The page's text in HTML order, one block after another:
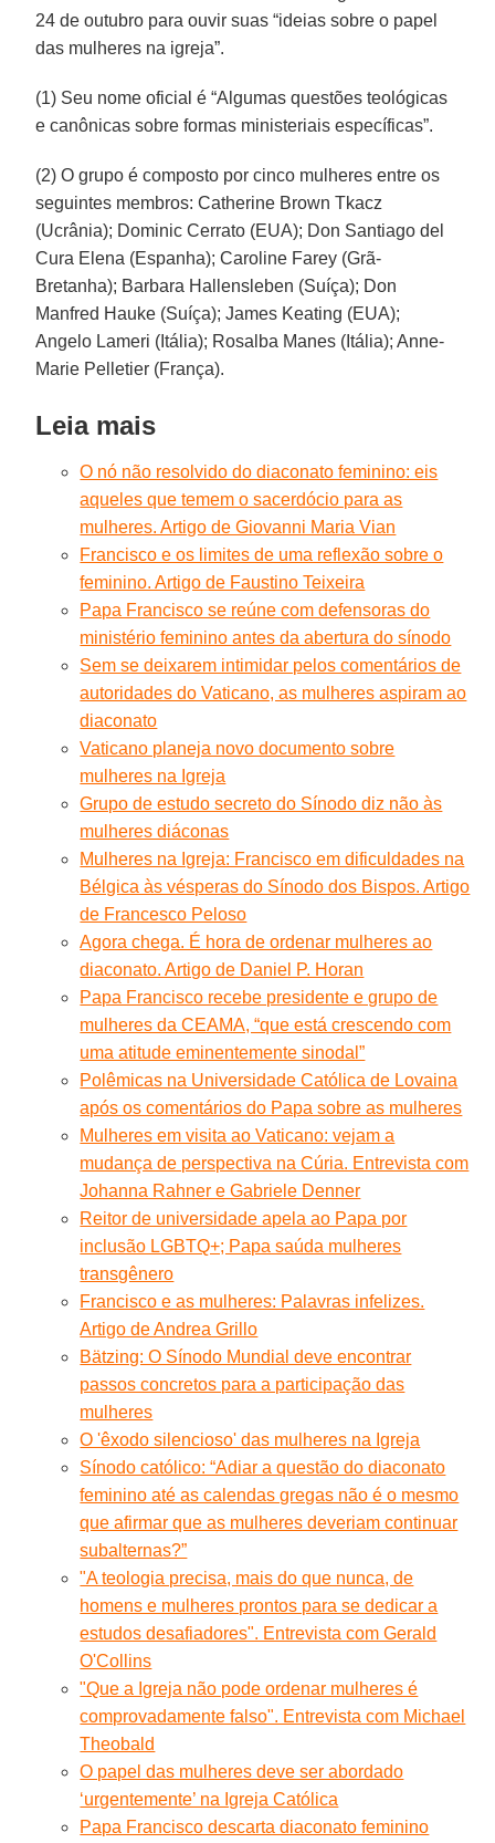
24 de outubro para ouvir suas “ideias sobre o papel
das mulheres na igreja”.
(1) Seu nome oficial é “Algumas questões teológicas
e canônicas sobre formas ministeriais específicas”.
(2) O grupo é composto por cinco mulheres entre os
seguintes membros: Catherine Brown Tkacz
(Ucrânia); Dominic Cerrato (EUA); Don Santiago del
Cura Elena (Espanha); Caroline Farey (Grã-
Bretanha); Barbara Hallensleben (Suíça); Don
Manfred Hauke ​​(Suíça); James Keating (EUA);
Angelo Lameri (Itália); Rosalba Manes (Itália); Anne-
Marie Pelletier (França).
Leia mais
O nó não resolvido do diaconato feminino: eis
aqueles que temem o sacerdócio para as
mulheres. Artigo de Giovanni Maria Vian
Francisco e os limites de uma reflexão sobre o
feminino. Artigo de Faustino Teixeira
Papa Francisco se reúne com defensoras do
ministério feminino antes da abertura do sínodo
Sem se deixarem intimidar pelos comentários de
autoridades do Vaticano, as mulheres aspiram ao
diaconato
Vaticano planeja novo documento sobre
mulheres na Igreja
Grupo de estudo secreto do Sínodo diz não às
mulheres diáconas
Mulheres na Igreja: Francisco em dificuldades na
Bélgica às vésperas do Sínodo dos Bispos. Artigo
de Francesco Peloso
Agora chega. É hora de ordenar mulheres ao
diaconato. Artigo de Daniel P. Horan
Papa Francisco recebe presidente e grupo de
mulheres da CEAMA, “que está crescendo com
uma atitude eminentemente sinodal”
Polêmicas na Universidade Católica de Lovaina
após os comentários do Papa sobre as mulheres
Mulheres em visita ao Vaticano: vejam a
mudança de perspectiva na Cúria. Entrevista com
Johanna Rahner e Gabriele Denner
Reitor de universidade apela ao Papa por
inclusão LGBTQ+; Papa saúda mulheres
transgênero
Francisco e as mulheres: Palavras infelizes.
Artigo de Andrea Grillo
Bätzing: O Sínodo Mundial deve encontrar
passos concretos para a participação das
mulheres
O 'êxodo silencioso' das mulheres na Igreja
Sínodo católico: “Adiar a questão do diaconato
feminino até as calendas gregas não é o mesmo
que afirmar que as mulheres deveriam continuar
subalternas?”
"A teologia precisa, mais do que nunca, de
homens e mulheres prontos para se dedicar a
estudos desafiadores". Entrevista com Gerald
O'Collins
"Que a Igreja não pode ordenar mulheres é
comprovadamente falso". Entrevista com Michael
Theobald
O papel das mulheres deve ser abordado
‘urgentemente’ na Igreja Católica
Papa Francisco descarta diaconato feminino